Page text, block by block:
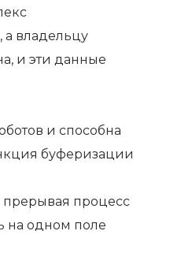
а владельцу
и эти данные
и способна
буферизации
прерывая процесс
на одном поле